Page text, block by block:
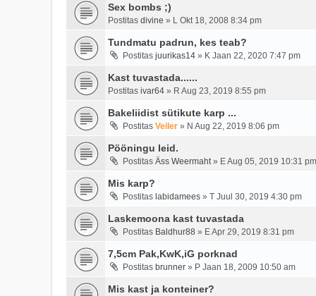
Sex bombs ;)
Postitas divine » L Okt 18, 2008 8:34 pm
Tundmatu padrun, kes teab?
Postitas juurikas14 » K Jaan 22, 2020 7:47 pm
Kast tuvastada......
Postitas ivar64 » R Aug 23, 2019 8:55 pm
Bakeliidist sütikute karp ...
Postitas Veiler » N Aug 22, 2019 8:06 pm
Pööningu leid.
Postitas Äss Weermaht» E Aug 05, 2019 10:31 pm
Mis karp?
Postitas labidamees » T Juul 30, 2019 4:30 pm
Laskemoona kast tuvastada
Postitas Baldhur88 » E Apr 29, 2019 8:31 pm
7,5cm Pak,KwK,iG porknad
Postitas brunner » P Jaan 18, 2009 10:50 am
Mis kast ja konteiner?